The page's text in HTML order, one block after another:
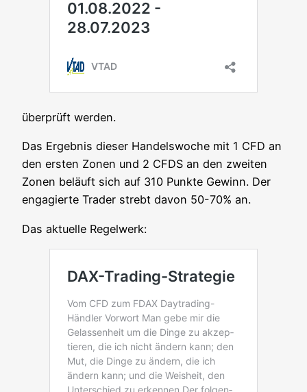
über­prüft werden.
Das Ergeb­nis die­ser Han­dels­wo­che mit 1 CFD an
den ers­ten Zonen und 2 CFDS an den zwei­ten
Zonen beläuft sich auf 310 Punk­te Gewinn. Der
enga­gier­te Trader strebt davon 50-70% an.
Das aktu­el­le Regelwerk: